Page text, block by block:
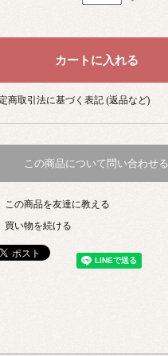
商取引法に基づく表記 (返品など)
この商品について問い合わせる
この商品を友達に教える
買い物を続ける